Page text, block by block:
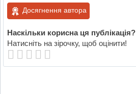
Досягнення автора
Наскільки корисна ця публікація?
Натисніть на зірочку, щоб оцінити!